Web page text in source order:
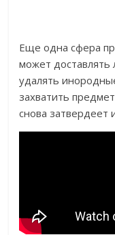
Еще одна сфера
может доставлять
удалять
захватить
снова затвердеет